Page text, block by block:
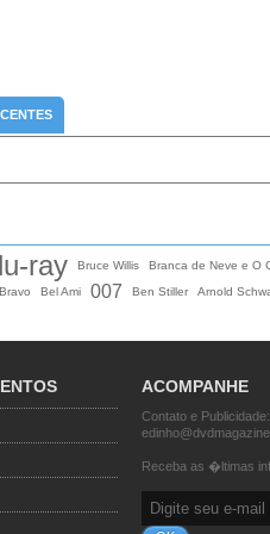
ray Bruce Willis
Branca de Neve e O
Bravo Bel Ami 007 Ben Stiller Arnold
ACOMPANHE
Contato e Publicidade:
Receba as �ltimas